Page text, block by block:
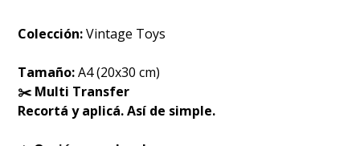
Colección:Vintage Toys
Tamaño:A4 (20x30 cm)
✂️ Multi Transfer
Recortá y aplicá. Así de simple.